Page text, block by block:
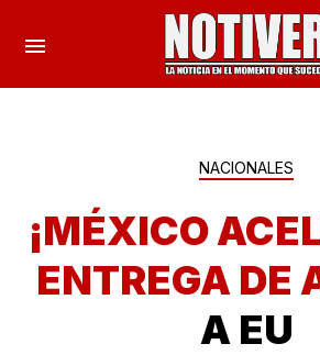
NACIONALES
¡MÉXICO
ENTREGA DE
A EU